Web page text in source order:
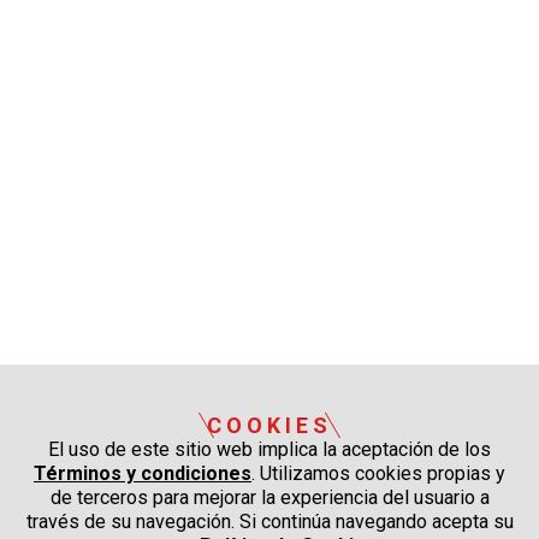
COOKIES
El uso de este sitio web implica la aceptación de los
Términos y condiciones. Utilizamos cookies propias y
de terceros para mejorar la experiencia del usuario a
través de su navegación. Si continúa navegando acepta su